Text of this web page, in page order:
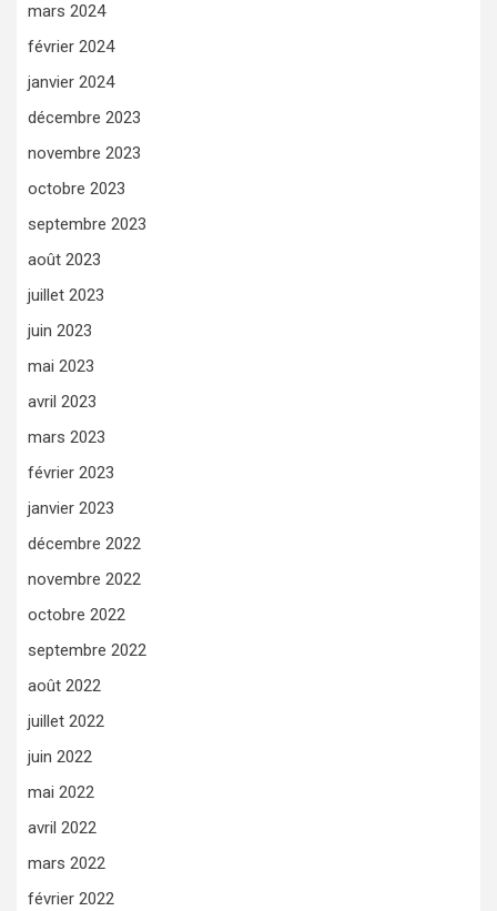
mars 2024
février 2024
janvier 2024
décembre 2023
novembre 2023
octobre 2023
septembre 2023
août 2023
juillet 2023
juin 2023
mai 2023
avril 2023
mars 2023
février 2023
janvier 2023
décembre 2022
novembre 2022
octobre 2022
septembre 2022
août 2022
juillet 2022
juin 2022
mai 2022
avril 2022
mars 2022
février 2022